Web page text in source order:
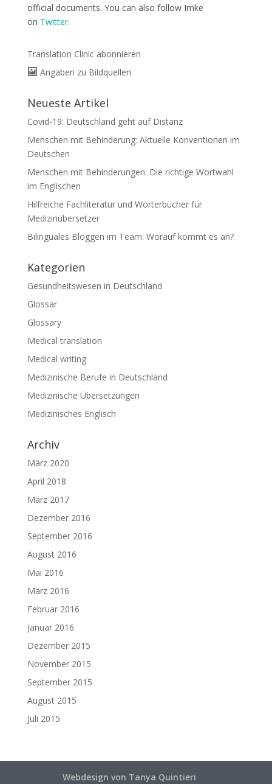
official documents. You can also follow Imke
on Twitter.
Translation Clinic abonnieren
Angaben zu Bildquellen
Neueste Artikel
Covid-19: Deutschland geht auf Distanz
Menschen mit Behinderung: Aktuelle Konventionen im
Deutschen
Menschen mit Behinderungen: Die richtige Wortwahl
im Englischen
Hilfreiche Fachliteratur und Wörterbücher für
Medizinübersetzer
Bilinguales Bloggen im Team: Worauf kommt es an?
Kategorien
Gesundheitswesen in Deutschland
Glossar
Glossary
Medical translation
Medical writing
Medizinische Berufe in Deutschland
Medizinische Übersetzungen
Medizinisches Englisch
Archiv
März 2020
April 2018
März 2017
Dezember 2016
September 2016
August 2016
Mai 2016
März 2016
Februar 2016
Januar 2016
Dezember 2015
November 2015
September 2015
August 2015
Juli 2015
Webdesign von Tanya Quintieri